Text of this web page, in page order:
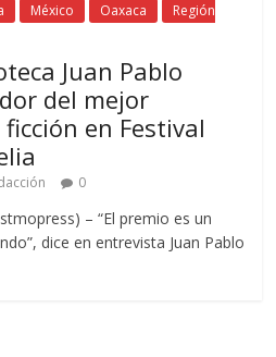
México Oaxaca
Región
Juan Pablo
del mejor
en Festival
0
– “El premio es un
dice en entrevista Juan Pablo